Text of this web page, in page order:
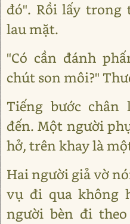
đó". Rồi lấy
lau mặt.
"Có cần đánh
chút son môi?"
Tiếng bước chân
đến. Một người
hở, trên khay là
Hai người giả vờ
vụ đi qua không
người bèn đi